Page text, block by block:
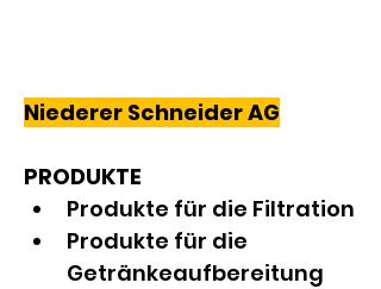
Niederer Schneider AG
PRODUKTE
Produkte für die Filtration
Produkte für die
Getränkeaufbereitung